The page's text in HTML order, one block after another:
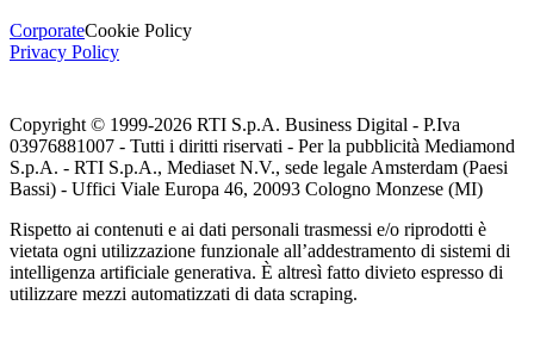
CorporateCookie Policy
Privacy Policy
Copyright © 1999-2026 RTI S.p.A. Business Digital - P.Iva
03976881007 - Tutti i diritti riservati - Per la pubblicità Mediamond
S.p.A. - RTI S.p.A., Mediaset N.V., sede legale Amsterdam (Paesi
Bassi) - Uffici Viale Europa 46, 20093 Cologno Monzese (MI)
Rispetto ai contenuti e ai dati personali trasmessi e/o riprodotti è
vietata ogni utilizzazione funzionale all’addestramento di sistemi di
intelligenza artificiale generativa. È altresì fatto divieto espresso di
utilizzare mezzi automatizzati di data scraping.